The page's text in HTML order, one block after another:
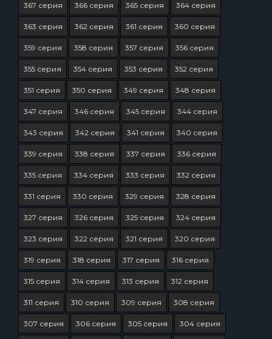
367 серия 366 серия 365 серия 364 серия
363 серия 362 серия 361 серия 360 серия
359 серия 358 серия 357 серия 356 серия
355 серия 354 серия 353 серия 352 серия
351 серия 350 серия 349 серия 348 серия
347 серия 346 серия 345 серия 344 серия
343 серия 342 серия 341 серия 340 серия
339 серия 338 серия 337 серия 336 серия
335 серия 334 серия 333 серия 332 серия
331 серия 330 серия 329 серия 328 серия
327 серия 326 серия 325 серия 324 серия
323 серия 322 серия 321 серия 320 серия
319 серия 318 серия 317 серия 316 серия
315 серия 314 серия 313 серия 312 серия
311 серия 310 серия 309 серия 308 серия
307 серия 306 серия 305 серия 304 серия